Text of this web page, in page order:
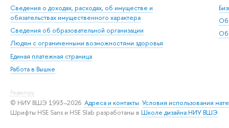
Сведения о доходах, расходах, об имуществе и
обязательствах имущественного характера
Сведения об образовательной организации
Людям с ограниченными возможностями здоровья
Единая платежная страница
Работа в Вышке
Редактору
© НИУ ВШЭ 1993–2026 Адреса и контакты Условия использования
Шрифты HSE Sans и HSE Slab разработаны в Школе дизайна НИУ ВШЭ